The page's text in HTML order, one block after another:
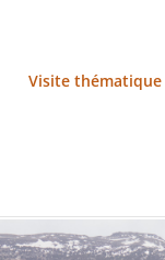
Visite thématique